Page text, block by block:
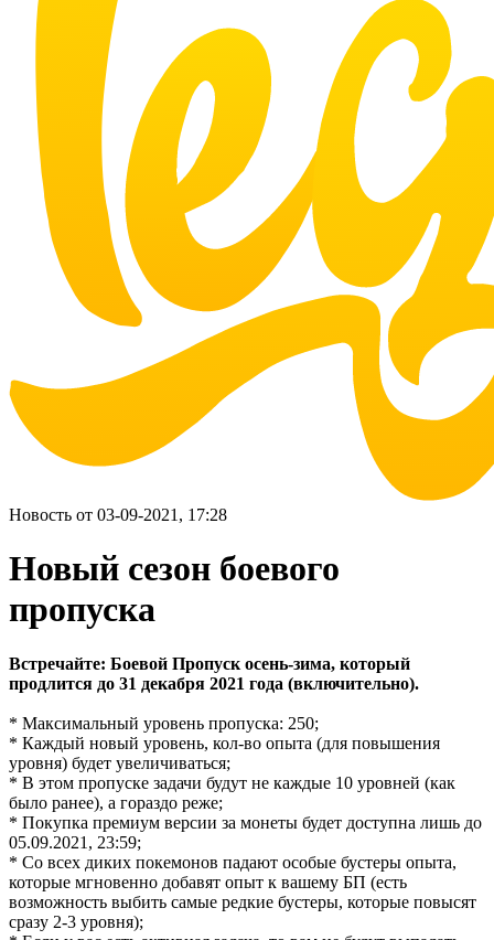
Новость от 03-09-2021, 17:28
Новый сезон боевого
пропуска
Встречайте: Боевой Пропуск осень-зима, который
продлится до 31 декабря 2021 года (включительно).
* Максимальный уровень пропуска: 250;
* Каждый новый уровень, кол-во опыта (для повышения
уровня) будет увеличиваться;
* В этом пропуске задачи будут не каждые 10 уровней (как
было ранее), а гораздо реже;
* Покупка премиум версии за монеты будет доступна лишь до
05.09.2021, 23:59;
* Со всех диких покемонов падают особые бустеры опыта,
которые мгновенно добавят опыт к вашему БП (есть
возможность выбить самые редкие бустеры, которые повысят
сразу 2-3 уровня);